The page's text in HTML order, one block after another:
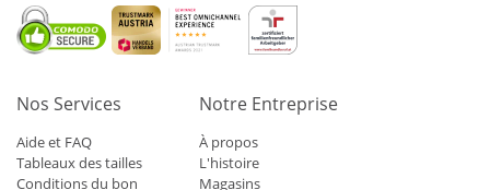
Nos Services
Aide et FAQ
Tableaux des tailles
Conditions du bon
Notre Entreprise
À propos
L'histoire
Magasins